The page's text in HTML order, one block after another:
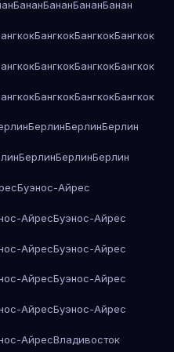
БананБананБананБанан
БангкокБангкокБангкок
БангкокБангкокБангкок
БангкокБангкокБангкок
БерлинБерлинБерлин
БерлинБерлинБерлин
Буэнос-Айрес
АйресБуэнос-Айрес
АйресБуэнос-Айрес
АйресБуэнос-Айрес
АйресБуэнос-Айрес
АйресВладивосток